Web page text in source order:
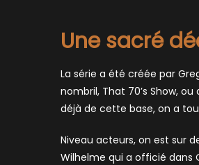
Une sacré
La série a été créée par
nombril, That 70’s Show,
déjà de cette base, on a
Niveau acteurs, on est sur
Wilhelme qui a officié dans